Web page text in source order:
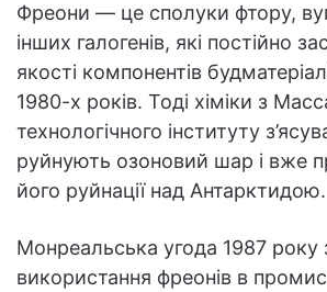
Фреони — це сполуки фтору,
інших галогенів, які постійно
якості компонентів
1980-х років. Тоді хіміки з
технологічного інституту
руйнують озоновий шар і вже
його руйнації над Антарктидою.
Монреальська угода 1987 року
використання фреонів в